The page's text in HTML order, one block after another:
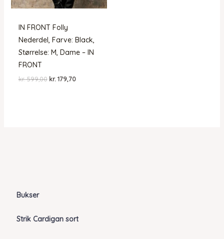
Bukser
Strik Cardigan sort
IN FRONT Folly
Nederdel, Farve: Black,
Størrelse: M, Dame – IN
FRONT
kr.599,00 Den
kr. 179,70Den